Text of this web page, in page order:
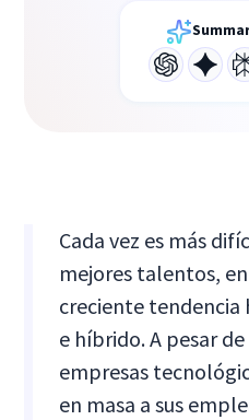
Cada vez es más
mejores talentos,
creciente
e híbrido. A pesar
empresas
en masa a sus